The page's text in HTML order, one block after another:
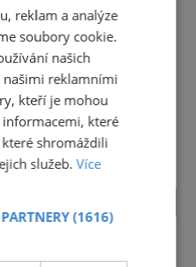
Liberecký kraj
reklam a analýze
soubory cookie.
našich
našimi reklamními
kteří je mohou
které
shromáždili
služeb.Více
(1616)